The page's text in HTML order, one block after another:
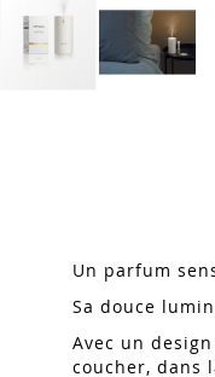
Un parfum
Sa douce
Avec un
coucher, dans